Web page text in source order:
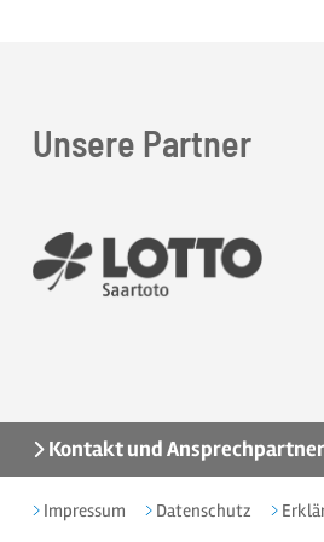
Unsere Partner
Kontakt und Ansprechpartner
Impressum Datenschutz